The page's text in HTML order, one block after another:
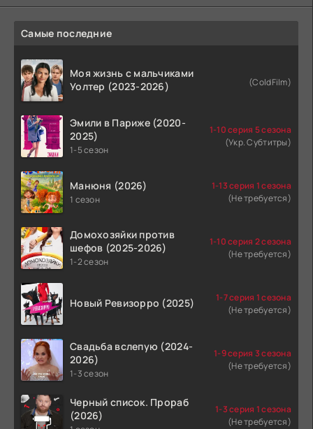
Самые последние
Моя жизнь с мальчиками
Уолтер (2023-2026)
(ColdFilm)
Эмили в Париже (2020-
2025)
1-5 сезон
1-10 серия 5 сезона
(Укр. Субтитры)
Манюня (2026)
1 сезон
1-13 серия 1 сезона
(Не требуется)
Домохозяйки против
шефов (2025-2026)
1-2 сезон
1-10 серия 2 сезона
(Не требуется)
Новый Ревизорро (2025)
1-7 серия 1 сезона
(Не требуется)
Свадьба вслепую (2024-
2026)
1-3 сезон
1-9 серия 3 сезона
(Не требуется)
Черный список. Прораб
(2026)
1-3 серия 1 сезона
(Не требуется)